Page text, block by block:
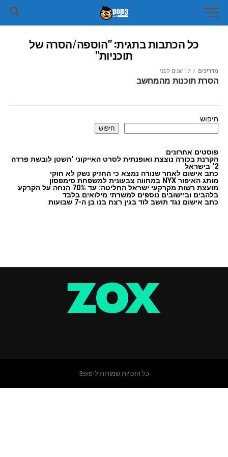
כל הכתבות בתגית: "הוספה/הסרה של
תוכניות"
מדריכים 17 שנים לפני
הסרת תוכנות מהמחשב
חיפוש
חיפוש
פוסטים אחרונים
הקרנת בכורה נוצצת ואופנתית לסרט האייקוני 'השטן לובשת פרדה
2' בישראל
כתב אישום לאחר שנורה נמצא כי החזיק נשק לא חוקי
מותג האיפור NYX במחווה צבעונית למשפחת סימפסון
מועצת רשות מקרקעי ישראל החליטה: עד 70% הנחה על הקרקע
בלהבים וביישובים נוספים למשרתי מילואים בלבד
כתב אישום נגד תושב לוד בגין רצח בנו בן ה-7 שבועות
כל הזכויות שמורות ל-פופ3